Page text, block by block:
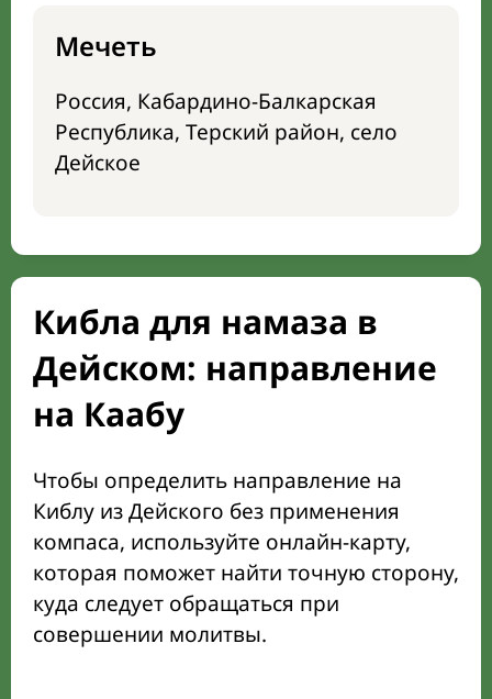
Мечеть
Россия, Кабардино-Балкарская
Республика, Терский район, село
Дейское
Кибла для намаза в
Дейском: направление
на Каабу
Чтобы определить направление на
Киблу из Дейского без применения
компаса, используйте онлайн-карту,
которая поможет найти точную сторону,
куда следует обращаться при
совершении молитвы.